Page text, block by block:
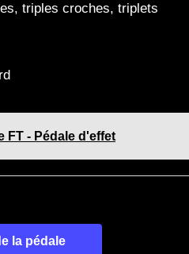
triples croches, triplets
FT - Pédale d'effet
la pédale